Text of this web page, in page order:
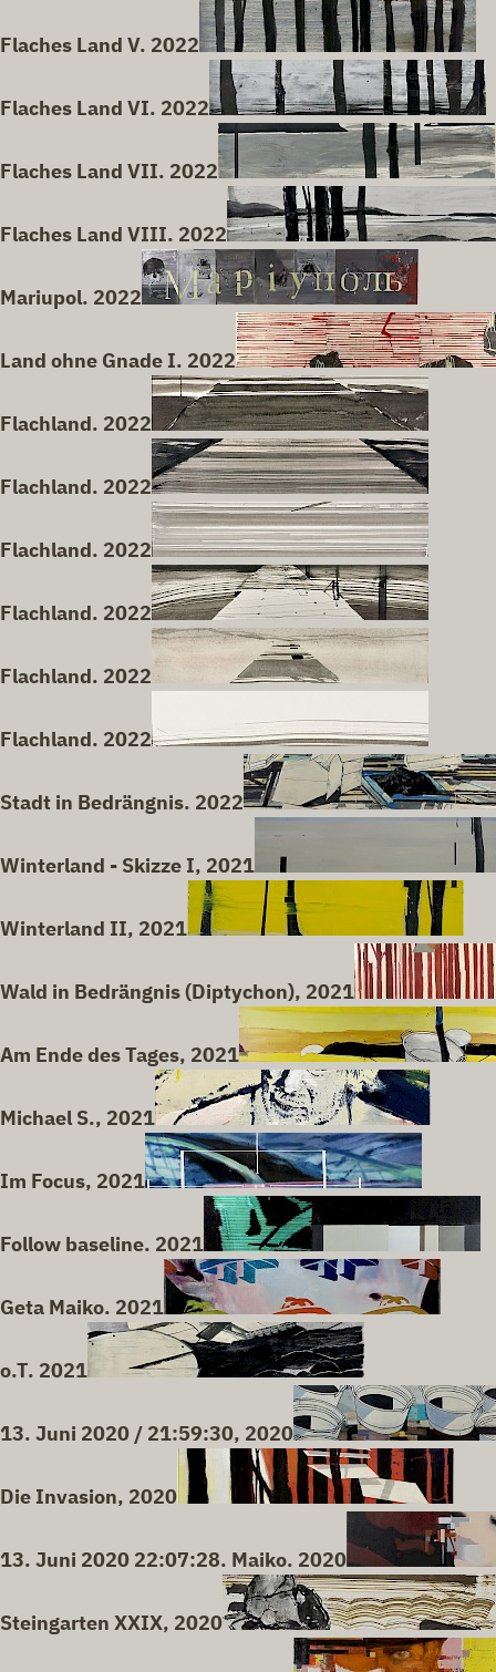
Flaches Land V. 2022
Flaches Land VI. 2022
Flaches Land VII. 2022
Flaches Land VIII. 2022
Mariupol. 2022
Land ohne Gnade I. 2022
Flachland. 2022
Flachland. 2022
Flachland. 2022
Flachland. 2022
Flachland. 2022
Flachland. 2022
Stadt in Bedrängnis. 2022
Winterland - Skizze I, 2021
Winterland II, 2021
Wald in Bedrängnis (Diptychon), 2021
Am Ende des Tages, 2021
Michael S., 2021
Im Focus, 2021
Follow baseline. 2021
Geta Maiko. 2021
o.T. 2021
13. Juni 2020 / 21:59:30, 2020
Die Invasion, 2020
13. Juni 2020 22:07:28. Maiko. 2020
Steingarten XXIX, 2020